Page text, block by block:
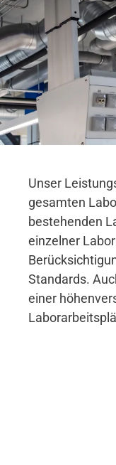
Unser
gesamten
bestehenden
einzelner
Standards.
einer